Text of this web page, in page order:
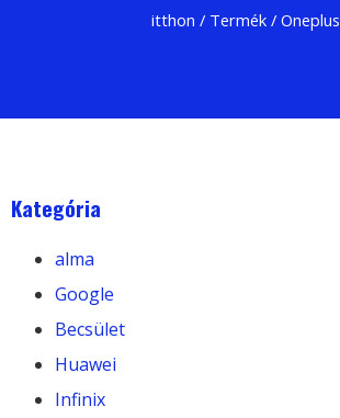
itthon / Termék / Oneplus
Kategória
alma
Google
Becsület
Huawei
Infinix